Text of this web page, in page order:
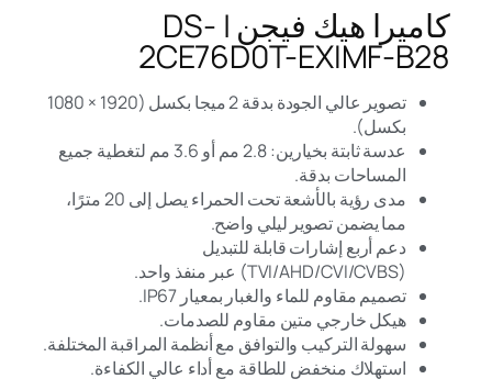
كاميرا هيك فيجن | DS-
2CE76D0T-EXIMF-B28
تصوير عالي الجودة بدقة 2 ميجا بكسل (1920 × 1080
بكسل).
عدسة ثابتة بخيارين: 2.8 مم أو 3.6 مم لتغطية جميع
المساحات بدقة.
مدى رؤية بالأشعة تحت الحمراء يصل إلى 20 مترًا،
مما يضمن تصوير ليلي واضح.
دعم أربع إشارات قابلة للتبديل
(TVI/AHD/CVI/CVBS) عبر منفذ واحد.
تصميم مقاوم للماء والغبار بمعيار IP67.
هيكل خارجي متين مقاوم للصدمات.
سهولة التركيب والتوافق مع أنظمة المراقبة المختلفة.
استهلاك منخفض للطاقة مع أداء عالي الكفاءة.